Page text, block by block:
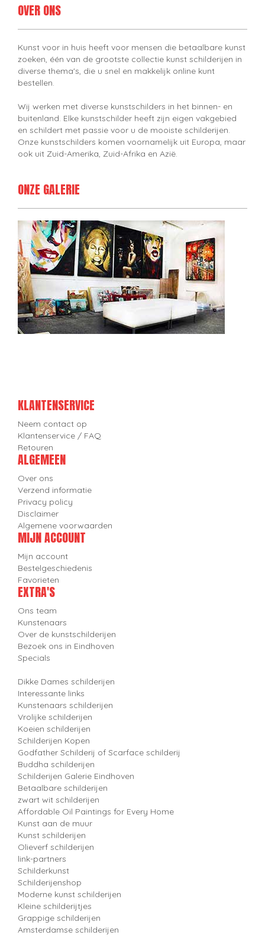
OVER ONS
Kunst voor in huis heeft voor mensen die betaalbare kunst
zoeken, één van de grootste collectie kunst schilderijen in
diverse thema's, die u snel en makkelijk online kunt
bestellen.
Wij werken met diverse kunstschilders in het binnen- en
buitenland. Elke kunstschilder heeft zijn eigen vakgebied
en schildert met passie voor u de mooiste schilderijen.
Onze kunstschilders komen voornamelijk uit Europa, maar
ook uit Zuid-Amerika, Zuid-Afrika en Azië.
ONZE GALERIE
KLANTENSERVICE
Neem contact op
Klantenservice / FAQ
Retouren
ALGEMEEN
Over ons
Verzend informatie
Privacy policy
Disclaimer
Algemene voorwaarden
MIJN ACCOUNT
Mijn account
Bestelgeschiedenis
Favorieten
EXTRA'S
Ons team
Kunstenaars
Over de kunstschilderijen
Bezoek ons in Eindhoven
Specials
Dikke Dames schilderijen
Interessante links
Kunstenaars schilderijen
Vrolijke schilderijen
Koeien schilderijen
Schilderijen Kopen
Godfather Schilderij of Scarface schilderij
Buddha schilderijen
Schilderijen Galerie Eindhoven
Betaalbare schilderijen
zwart wit schilderijen
Affordable Oil Paintings for Every Home
Kunst aan de muur
Kunst schilderijen
Olieverf schilderijen
link-partners
Schilderkunst
Schilderijenshop
Moderne kunst schilderijen
Kleine schilderijtjes
Grappige schilderijen
Amsterdamse schilderijen